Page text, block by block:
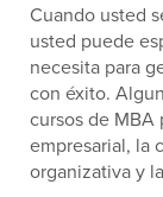
Cuando usted
usted puede
necesita para
con éxito.
cursos de
empresarial, la
organizativa y